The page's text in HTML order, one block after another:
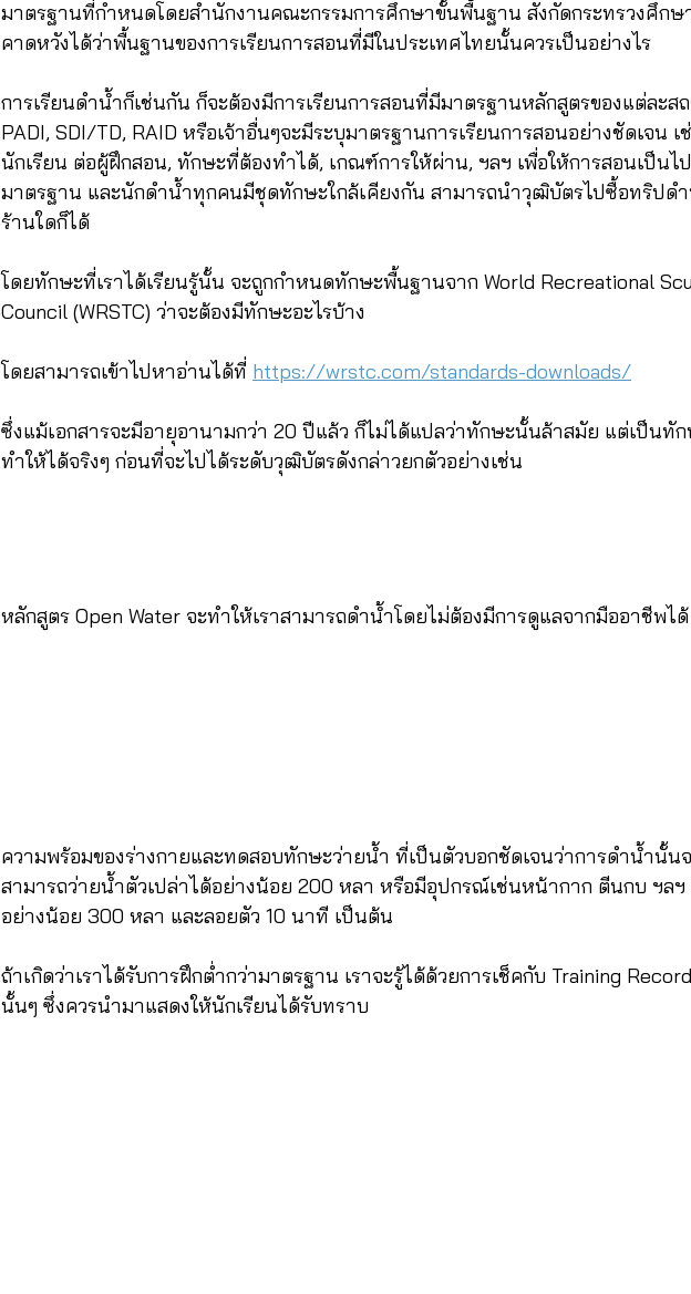
มาตรฐานที่กำหนดโดยสำนักงานคณะกรรมการศึกษาขั้นพื้นฐาน สังกัดกระทรวงศึกษ
คาดหวังได้ว่าพื้นฐานของการเรียนการสอนที่มีในประเทศไทยนั้นควรเป็นอย่างไร
การเรียนดำน้ำก็เช่นกัน ก็จะต้องมีการเรียนการสอนที่มีมาตรฐานหลักสูตรของแต่ละส
PADI, SDI/TD, RAID หรือเจ้าอื่นๆจะมีระบุมาตรฐานการเรียนการสอนอย่างชัดเจน
นักเรียน ต่อผู้ฝึกสอน, ทักษะที่ต้องทำได้, เกณฑ์การให้ผ่าน, ฯลฯ เพื่อให้การสอนเป็นไ
มาตรฐาน และนักดำน้ำทุกคนมีชุดทักษะใกล้เคียงกัน สามารถนำวุฒิบัตรไปซื้อทริปด
ร้านใดก็ได้
โดยทักษะที่เราได้เรียนรู้นั้น จะถูกกำหนดทักษะพื้นฐานจาก World Recreational
Council (WRSTC) ว่าจะต้องมีทักษะอะไรบ้าง
โดยสามารถเข้าไปหาอ่านได้ที่ https://wrstc.com/standards-downloads/
ซึ่งแม้เอกสารจะมีอายุอานามกว่า 20 ปีแล้ว ก็ไม่ได้แปลว่าทักษะนั้นล้าสมัย แต่เป็นทั
ทำให้ได้จริงๆ ก่อนที่จะไปได้ระดับวุฒิบัตรดังกล่าวยกตัวอย่างเช่น
หลักสูตร Open Water จะทำให้เราสามารถดำน้ำโดยไม่ต้องมีการดูแลจากมืออาชีพไ
ความพร้อมของร่างกายและทดสอบทักษะว่ายน้ำ ที่เป็นตัวบอกชัดเจนว่าการดำน้ำนั้น
สามารถว่ายน้ำตัวเปล่าได้อย่างน้อย 200 หลา หรือมีอุปกรณ์เช่นหน้ากาก ตีนกบ ฯลฯ
อย่างน้อย 300 หลา และลอยตัว 10 นาที เป็นต้น
ถ้าเกิดว่าเราได้รับการฝึกต่ำกว่ามาตรฐาน เราจะรู้ได้ด้วยการเช็คกับ Training
นั้นๆ ซึ่งควรนำมาแสดงให้นักเรียนได้รับทราบ